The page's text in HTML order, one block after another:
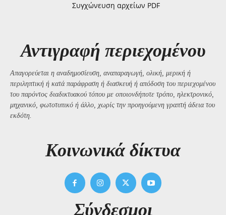
Συγχώνευση αρχείων PDF
Αντιγραφή περιεχομένου
Απαγορεύεται η αναδημοσίευση, αναπαραγωγή, ολική, μερική ή
περιληπτική ή κατά παράφραση ή διασκευή ή απόδοση του περιεχομένου
του παρόντος διαδικτυακού τόπου με οποιονδήποτε τρόπο, ηλεκτρονικό,
μηχανικό, φωτοτυπικό ή άλλο, χωρίς την προηγούμενη γραπτή άδεια του
εκδότη.
Kοινωνικά δίκτυα
Σύνδεσμοι